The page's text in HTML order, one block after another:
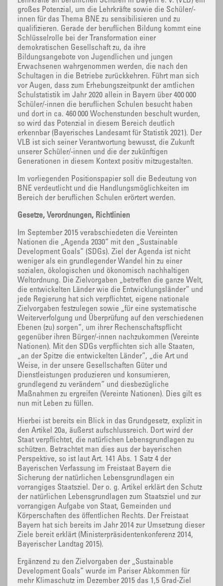
großes Potenzial, um die Lehrkräfte sowie die Schüler/-
innen für das Thema BNE zu sensibilisieren und zu
qualifizieren. Gerade der beruflichen Bildung kommt eine
Schlüsselrolle bei der Transformation einer
demokratischen Gesellschaft zu, da ihre
Bildungsangebote von Jugendlichen und jungen
Erwachsenen wahrgenommen werden, die nach den
Schultagen in die Betriebe zurückkehren. Führt man sich
vor Augen, dass zum Erhebungszeitpunkt der amtlichen
Schulstatistik im Jahr 2020 allein in Bayern über 400 000
Schüler/-innen die beruflichen Schulen besucht haben
und dort in ca. 460 000 Wochenstunden beschult wurden,
so wird das Potenzial in diesem Bereich deutlich
erkennbar (Bayerisches Landesamt für Statistik 2021). Der
VLB ist sich seiner Verantwortung bewusst, die Zukunft
unserer Schüler/-innen und die der zukünftigen
Generationen in diesem Kontext positiv mitzugestalten.
Im vorliegenden Positionspapier soll die Bedeutung von
BNE verdeutlicht und die Handlungsmöglichkeiten im
Bereich der beruflichen Schulen erörtert werden.
Gesetze, Verordnungen, Richtlinien
Im September 2015 verabschiedeten die Vereinten
Nationen die „Agenda 2030“ mit den „Sustainable
Development Goals“ (SDGs). Ziel der Agenda ist nicht
weniger als ein grundlegender Wandel hin zu einer
sozialen, ökologischen und ökonomisch nachhaltigen
Weltordnung. Die Zielvorgaben „betreffen die ganze Welt,
die entwickelten Länder wie die Entwicklungsländer“ und
jede Regierung hat sich verpflichtet, eigene nationale
Zielvorgaben festzulegen sowie „für eine systematische
Weiterverfolgung und Überprüfung auf den verschiedenen
Ebenen (zu) sorgen“, um ihrer Rechenschaftspflicht
gegenüber ihren Bürger/-innen nachzukommen (Vereinte
Nationen). Mit den SDGs verpflichten sich alle Staaten,
„an der Spitze die entwickelten Länder“, „die Art und
Weise, in der unsere Gesellschaften Güter und
Dienstleistungen produzieren und konsumieren,
grundlegend zu verändern“ und diesbezügliche
Maßnahmen zu ergreifen (Vereinte Nationen). Dies gilt es
nun mit Leben zu füllen.
Hierbei ist bereits ein Blick in das Grundgesetz, explizit in
den Artikel 20a, äußerst aufschlussreich. Dort wird der
Staat verpflichtet, die natürlichen Lebensgrundlagen zu
schützen. Betrachtet man dies aus der bayerischen
Perspektive, so ist laut Art. 141 Abs. 1 Satz 4 der
Bayerischen Verfassung im Freistaat Bayern die
Sicherung der natürlichen Lebensgrundlagen ein
vorrangiges Staatsziel. Der o. g. Artikel erklärt den Schutz
der natürlichen Lebensgrundlagen zum Staatsziel und zur
vorrangigen Aufgabe von Staat, Gemeinden und
Körperschaften des öffentlichen Rechts. Der Freistaat
Bayern hat sich bereits im Jahr 2014 zur Umsetzung dieser
Ziele bereit erklärt (Ministerpräsidentenkonferenz 2014,
Bayerischer Landtag 2015).
Ergänzend zu den Zielvorgaben der „Sustainable
Development Goals“ wurde im Pariser Abkommen für
mehr Klimaschutz im Dezember 2015 das 1,5 Grad-Ziel